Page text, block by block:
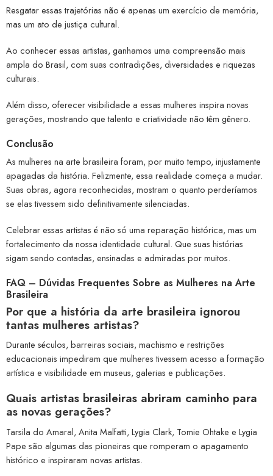
Resgatar essas trajetórias não é apenas um exercício de memória,
mas um ato de justiça cultural.
Ao conhecer essas artistas, ganhamos uma compreensão mais
ampla do Brasil, com suas contradições, diversidades e riquezas
culturais.
Além disso, oferecer visibilidade a essas mulheres inspira novas
gerações, mostrando que talento e criatividade não têm gênero.
Conclusão
As mulheres na arte brasileira foram, por muito tempo, injustamente
apagadas da história. Felizmente, essa realidade começa a mudar.
Suas obras, agora reconhecidas, mostram o quanto perderíamos
se elas tivessem sido definitivamente silenciadas.
Celebrar essas artistas é não só uma reparação histórica, mas um
fortalecimento da nossa identidade cultural. Que suas histórias
sigam sendo contadas, ensinadas e admiradas por muitos.
FAQ – Dúvidas Frequentes Sobre as Mulheres na Arte
Brasileira
Por que a história da arte brasileira ignorou
tantas mulheres artistas?
Durante séculos, barreiras sociais, machismo e restrições
educacionais impediram que mulheres tivessem acesso a formação
artística e visibilidade em museus, galerias e publicações.
Quais artistas brasileiras abriram caminho para
as novas gerações?
Tarsila do Amaral, Anita Malfatti, Lygia Clark, Tomie Ohtake e Lygia
Pape são algumas das pioneiras que romperam o apagamento
histórico e inspiraram novas artistas.